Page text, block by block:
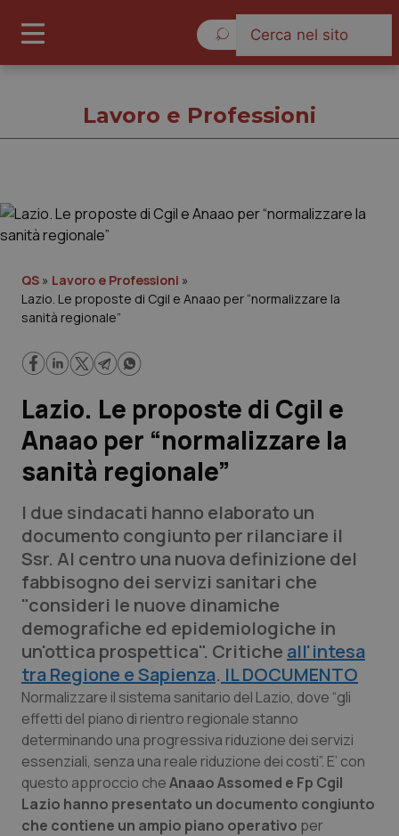
Governo e Parlamento
Regioni e Asl
Lavoro e Professioni
Scienza e Farmaci
Studi e Analisi
Lettere al direttore
Edizioni Regionali
QS Pro
Professionisti Sanitari.AI
Abruzzo
Basilicata
Calabria
QS Pro Gold
Artrite & artrosi
Asma & BPCO
QS Club Newsletter
Lavoro e Professioni
QS » Lavoro e Professioni »
Lazio. Le proposte di Cgil e Anaao per “normalizzare la
sanità regionale”
Lazio. Le proposte di Cgil e
Anaao per “normalizzare la
sanità regionale”
I due sindacati hanno elaborato un
documento congiunto per rilanciare il
Ssr. Al centro una nuova definizione del
fabbisogno dei servizi sanitari che
"consideri le nuove dinamiche
demografiche ed epidemiologiche in
un'ottica prospettica". Critiche all'intesa
tra Regione e Sapienza. IL DOCUMENTO
Normalizzare il sistema sanitario del Lazio, dove “gli
effetti del piano di rientro regionale stanno
determinando una progressiva riduzione dei servizi
essenziali, senza una reale riduzione dei costi”. E’ con
questo approccio cheAnaao Assomed e Fp Cgil
Lazio hanno presentato un documento congiunto
che contiene un ampio piano operativo per